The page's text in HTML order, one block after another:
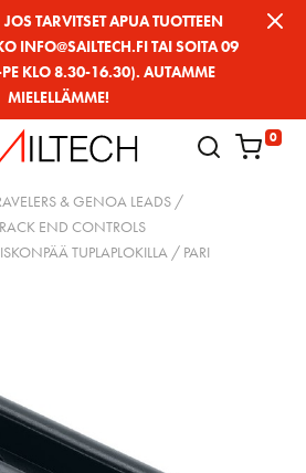
TARVITSET APUA TUOTTEEN
INFO@SAILTECH.FI TAI SOITA 09
KLO 8.30-16.30). AUTAMME
MIELELLÄMME!
0
& GENOA LEADS /
END CONTROLS
TUPLAPLOKILLA / PARI